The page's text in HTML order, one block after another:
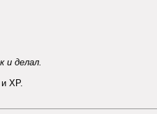
и делал.
XP.